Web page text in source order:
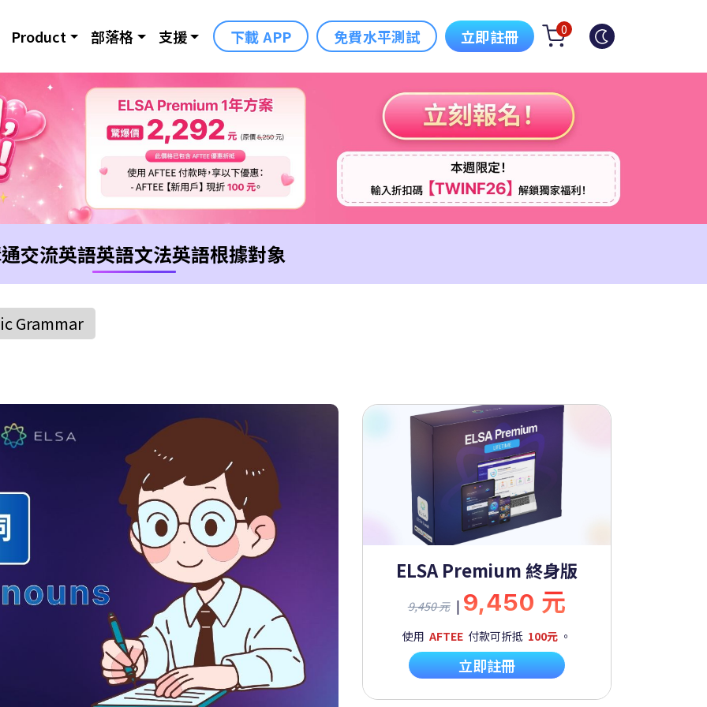
Product 部落格 支援 下載 APP 免費水平測試 立即註冊 0
交流英語英語文法英語根據對象
Grammar
ELSA Premium 終身版
9,450 元 | 9,450 元
使用 AFTEE 付款可折抵 100元 。
立即註冊